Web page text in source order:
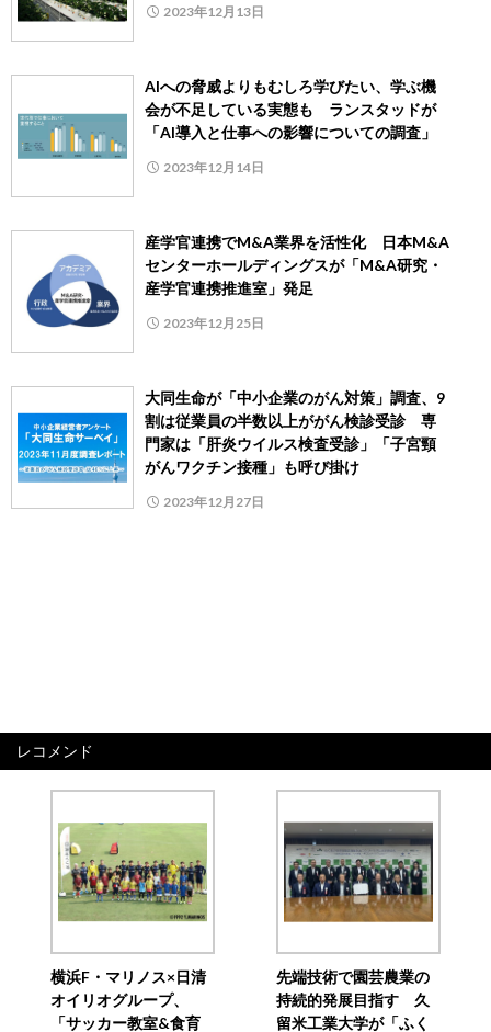
2023年12月13日
AIへの脅威よりもむしろ学びたい、学ぶ機
会が不足している実態も ランスタッドが
「AI導入と仕事への影響についての調査」
2023年12月14日
産学官連携でM&A業界を活性化 日本M&A
センターホールディングスが「M&A研究・
産学官連携推進室」発足
2023年12月25日
大同生命が「中小企業のがん対策」調査、9
割は従業員の半数以上ががん検診受診 専
門家は「肝炎ウイルス検査受診」「子宮頸
がんワクチン接種」も呼び掛け
2023年12月27日
レコメンド
横浜F・マリノス×日清
オイリオグループ、
「サッカー教室&食育
先端技術で園芸農業の
持続的発展目指す 久
留米工業大学が「ふく